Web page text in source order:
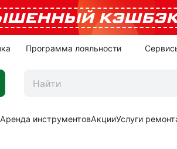
Программа лояльности
Аренда инструментовАкцииУслуги